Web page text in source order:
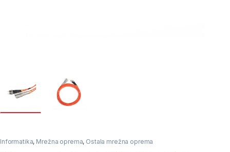
Informatika, Mrežna oprema, Ostala mrežna oprema